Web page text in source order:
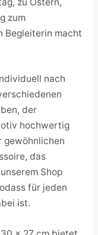
zum
Begleiterin macht
nach
der
hochwertig
gewöhnlichen
das
Shop
für jeden
ist.